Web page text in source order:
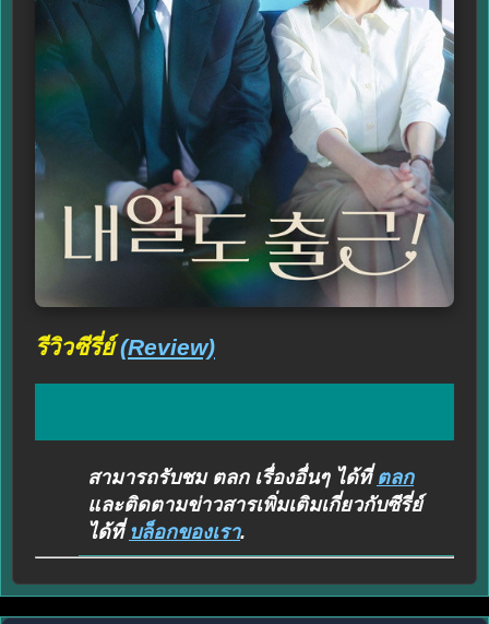
รีวิวซีรี่ย์(Review)
สามารถรับชม ตลก เรื่องอื่นๆ ได้ที่ ตลก
และติดตามข่าวสารเพิ่มเติมเกี่ยวกับซีรี่ย์
ได้ที่ บล็อกของเรา.